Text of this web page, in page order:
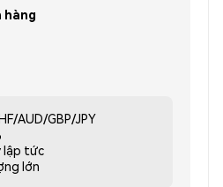
hàng
AUD/GBP/JPY
lập tức
lớn